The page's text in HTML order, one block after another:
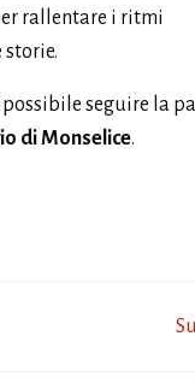
rallentare i ritmi
seguire la
di Monselice.